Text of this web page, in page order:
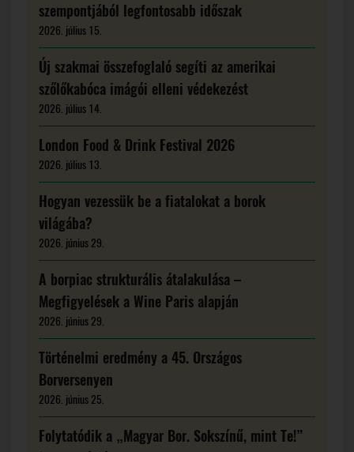
szempontjából legfontosabb időszak
2026. július 15.
Új szakmai összefoglaló segíti az amerikai
szőlőkabóca imágói elleni védekezést
2026. július 14.
London Food & Drink Festival 2026
2026. július 13.
Hogyan vezessük be a fiatalokat a borok
világába?
2026. június 29.
A borpiac strukturális átalakulása –
Megfigyelések a Wine Paris alapján
2026. június 29.
Történelmi eredmény a 45. Országos
Borversenyen
2026. június 25.
Folytatódik a „Magyar Bor. Sokszínű, mint Te!”